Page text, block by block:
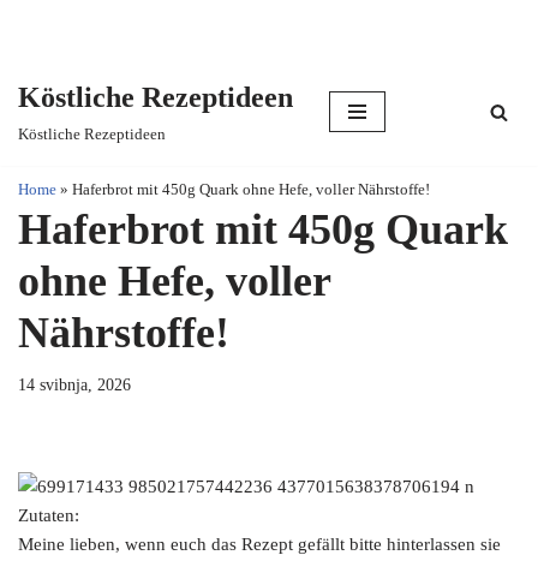
content
Köstliche Rezeptideen
Köstliche Rezeptideen
Home » Haferbrot mit 450g Quark ohne Hefe, voller Nährstoffe!
Haferbrot mit 450g Quark
ohne Hefe, voller
Nährstoffe!
14 svibnja, 2026
Zutaten:
Meine lieben, wenn euch das Rezept gefällt bitte hinterlassen sie